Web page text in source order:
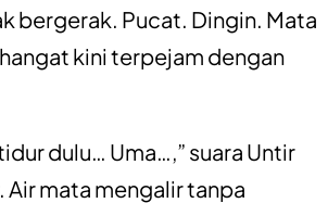
bergerak. Pucat. Dingin. Mata
kini terpejam dengan
dulu… Uma…,” suara Untir
mata mengalir tanpa